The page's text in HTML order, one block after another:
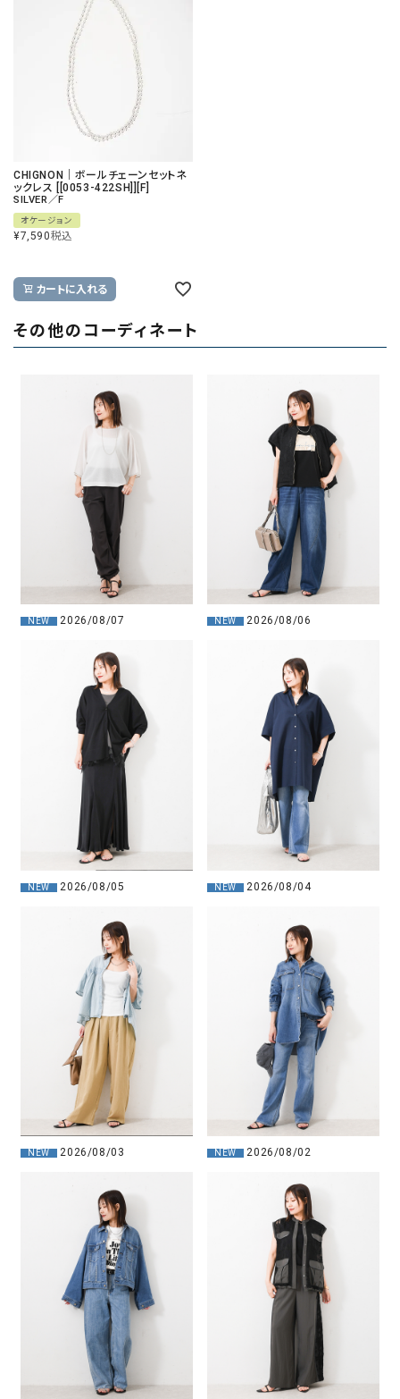
CHIGNON｜ボールチェーンセットネ
ックレス [[0053-422SH]][F]
SILVER／F
オケージョン
¥7,590税込
カートに入れる
その他のコーディネート
NEW 2026/08/07 NEW 2026/08/06
NEW 2026/08/05 NEW 2026/08/04
NEW 2026/08/03 NEW 2026/08/02